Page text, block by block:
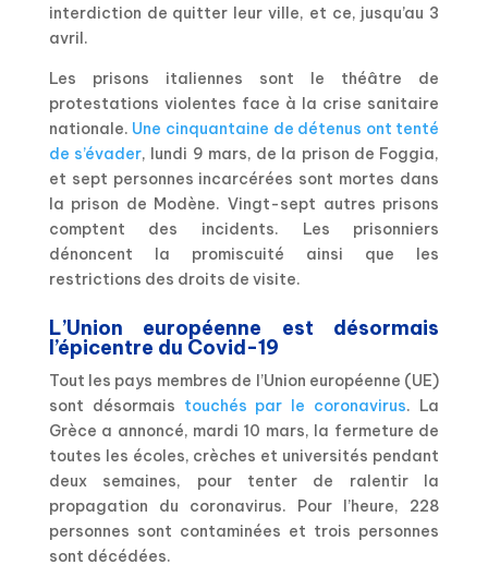
interdiction de quitter leur ville, et ce, jusqu’au 3
avril.
Les prisons italiennes sont le théâtre de
protestations violentes face à la crise sanitaire
nationale. Une cinquantaine de détenus ont tenté
de s’évader, lundi 9 mars, de la prison de Foggia,
et sept personnes incarcérées sont mortes dans
la prison de Modène. Vingt-sept autres prisons
comptent des incidents. Les prisonniers
dénoncent la promiscuité ainsi que les
restrictions des droits de visite.
L’Union européenne est désormais
l’épicentre du Covid-19
Tout les pays membres de l’Union européenne (UE)
sont désormais touchés par le coronavirus. La
Grèce a annoncé, mardi 10 mars, la fermeture de
toutes les écoles, crèches et universités pendant
deux semaines, pour tenter de ralentir la
propagation du coronavirus. Pour l’heure, 228
personnes sont contaminées et trois personnes
sont décédées.